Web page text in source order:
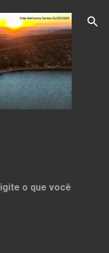
principal
o que você